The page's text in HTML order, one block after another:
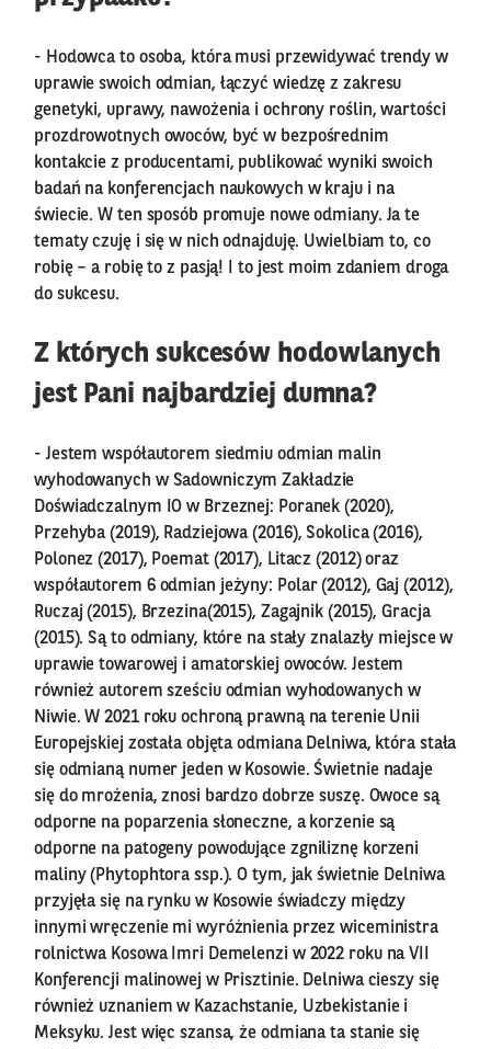
- Hodowca to osoba, która musi przewidywać trendy w
uprawie swoich odmian, łączyć wiedzę z zakresu
genetyki, uprawy, nawożenia i ochrony roślin, wartości
prozdrowotnych owoców, być w bezpośrednim
kontakcie z producentami, publikować wyniki swoich
badań na konferencjach naukowych w kraju i na
świecie. W ten sposób promuje nowe odmiany. Ja te
tematy czuję i się w nich odnajduję. Uwielbiam to, co
robię – a robię to z pasją! I to jest moim zdaniem droga
do sukcesu.
Z których sukcesów hodowlanych
jest Pani najbardziej dumna?
- Jestem współautorem siedmiu odmian malin
wyhodowanych w Sadowniczym Zakładzie
Doświadczalnym IO w Brzeznej: Poranek (2020),
Przehyba (2019), Radziejowa (2016), Sokolica (2016),
Polonez (2017), Poemat (2017), Litacz (2012) oraz
współautorem 6 odmian jeżyny: Polar (2012), Gaj (2012),
Ruczaj (2015), Brzezina(2015), Zagajnik (2015), Gracja
(2015). Są to odmiany, które na stały znalazły miejsce w
uprawie towarowej i amatorskiej owoców. Jestem
również autorem sześciu odmian wyhodowanych w
Niwie. W 2021 roku ochroną prawną na terenie Unii
Europejskiej została objęta odmiana Delniwa, która stała
się odmianą numer jeden w Kosowie. Świetnie nadaje
się do mrożenia, znosi bardzo dobrze suszę. Owoce są
odporne na poparzenia słoneczne, a korzenie są
odporne na patogeny powodujące zgniliznę korzeni
maliny (Phytophtora ssp.). O tym, jak świetnie Delniwa
przyjęła się na rynku w Kosowie świadczy między
innymi wręczenie mi wyróżnienia przez wiceministra
rolnictwa Kosowa Imri Demelenzi w 2022 roku na VII
Konferencji malinowej w Prisztinie. Delniwa cieszy się
również uznaniem w Kazachstanie, Uzbekistanie i
Meksyku. Jest więc szansa, że odmiana ta stanie się